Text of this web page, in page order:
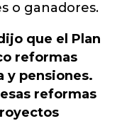
o ganadores.
que el Plan
reformas
y pensiones.
reformas